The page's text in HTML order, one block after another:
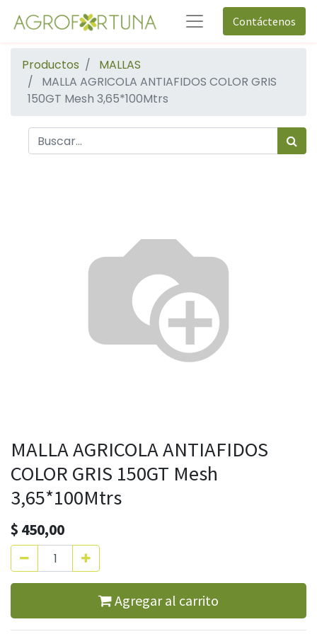
Contáctenos
Productos
MALLAS
MALLA AGRICOLA ANTIAFIDOS COLOR GRIS
150GT Mesh 3,65*100Mtrs
MALLA AGRICOLA ANTIAFIDOS
COLOR GRIS 150GT Mesh
3,65*100Mtrs
$ 450,00
Agregar al carrito